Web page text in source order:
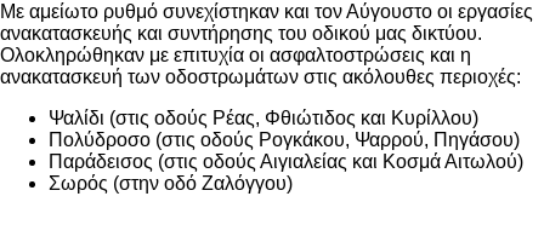
Με αμείωτο ρυθμό συνεχίστηκαν και τον Αύγουστο οι εργασίες
ανακατασκευής και συντήρησης του οδικού μας δικτύου.
Ολοκληρώθηκαν με επιτυχία οι ασφαλτοστρώσεις και η
ανακατασκευή των οδοστρωμάτων στις ακόλουθες περιοχές:
Ψαλίδι (στις οδούς Ρέας, Φθιώτιδος και Κυρίλλου)
Πολύδροσο (στις οδούς Ρογκάκου, Ψαρρού, Πηγάσου)
Παράδεισος (στις οδούς Αιγιαλείας και Κοσμά Αιτωλού)
Σωρός (στην οδό Ζαλόγγου)